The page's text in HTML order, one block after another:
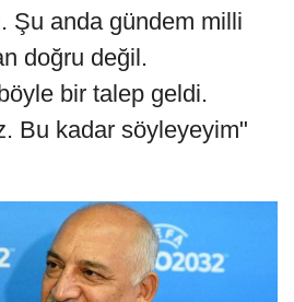
Şu anda gündem milli
doğru değil.
bir talep geldi.
Bu kadar söyleyeyim"